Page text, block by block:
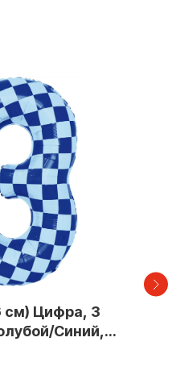
Цифра, 3
Синий, 1